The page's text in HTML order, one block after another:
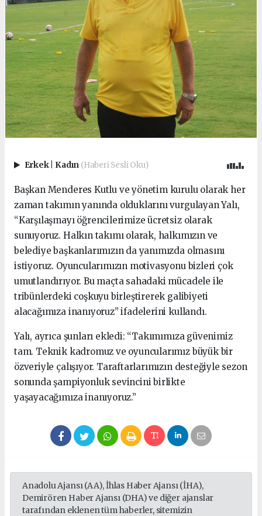
Erkek Kadın (Haberi Sesli Oku)
Başkan Menderes Kutlu ve yönetim kurulu olarak her
zaman takımın yanında olduklarını vurgulayan Yalı,
“Karşılaşmayı öğrencilerimize ücretsiz olarak
sunuyoruz. Halkın takımı olarak, halkımızın ve
belediye başkanlarımızın da yanımızda olmasını
istiyoruz. Oyuncularımızın motivasyonu bizleri çok
umutlandırıyor. Bu maçta sahadaki mücadele ile
tribünlerdeki coşkuyu birleştirerek galibiyeti
alacağımıza inanıyoruz” ifadelerini kullandı.
Yalı, ayrıca şunları ekledi: “Takımımıza güvenimiz
tam. Teknik kadromuz ve oyuncularımız büyük bir
özveriyle çalışıyor. Taraftarlarımızın desteğiyle sezon
sonunda şampiyonluk sevincini birlikte
yaşayacağımıza inanıyoruz.”
Anadolu Ajansı (AA), İhlas Haber Ajansı (İHA),
Demirören Haber Ajansı (DHA) ve diğer ajanslar
tarafından eklenen tüm haberler, sitemizin